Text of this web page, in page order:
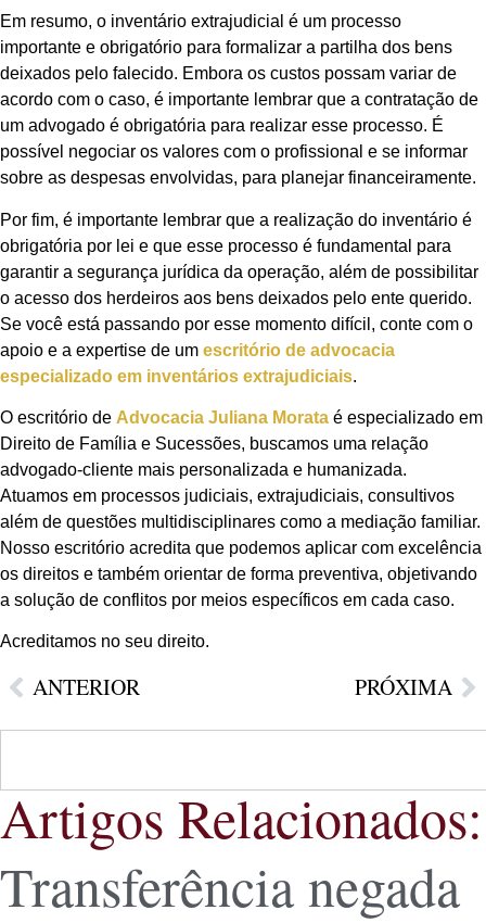
Em resumo, o inventário extrajudicial é um processo
importante e obrigatório para formalizar a partilha dos bens
deixados pelo falecido. Embora os custos possam variar de
acordo com o caso, é importante lembrar que a contratação de
um advogado é obrigatória para realizar esse processo. É
possível negociar os valores com o profissional e se informar
sobre as despesas envolvidas, para planejar financeiramente.
Por fim, é importante lembrar que a realização do inventário é
obrigatória por lei e que esse processo é fundamental para
garantir a segurança jurídica da operação, além de possibilitar
o acesso dos herdeiros aos bens deixados pelo ente querido.
Se você está passando por esse momento difícil, conte com o
apoio e a expertise de um escritório de advocacia
especializado em inventários extrajudiciais.
O escritório de Advocacia Juliana Morata é especializado em
Direito de Família e Sucessões, buscamos uma relação
advogado-cliente mais personalizada e humanizada.
Atuamos em processos judiciais, extrajudiciais, consultivos
além de questões multidisciplinares como a mediação familiar.
Nosso escritório acredita que podemos aplicar com excelência
os direitos e também orientar de forma preventiva, objetivando
a solução de conflitos por meios específicos em cada caso.
Acreditamos no seu direito.
ANTERIOR PRÓXIMA
Artigos Relacionados:
Transferência negada